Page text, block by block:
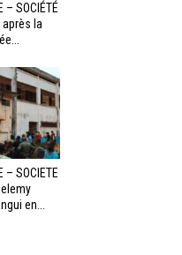
– SOCIÉTÉ
après la
– SOCIETE
en...